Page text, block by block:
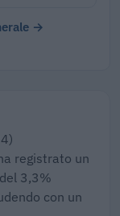
→
registrato un
3,3%
con un